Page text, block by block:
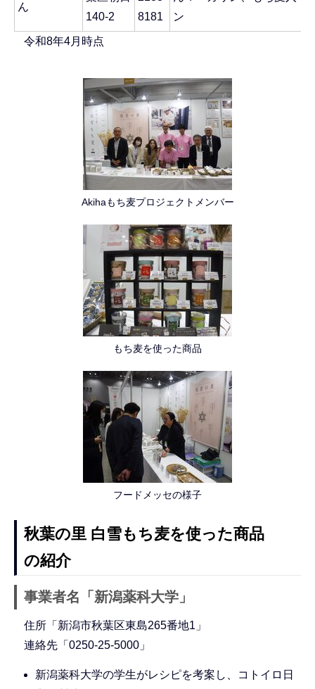
ん
140-2
8181
ン
令和8年4月時点
Akihaもち麦プロジェクトメンバー
もち麦を使った商品
フードメッセの様子
秋葉の里 白雪もち麦を使った商品
の紹介
事業者名「新潟薬科大学」
住所「新潟市秋葉区東島265番地1」
連絡先「0250-25-5000」
新潟薬科大学の学生がレシピを考案し、コトイロ日